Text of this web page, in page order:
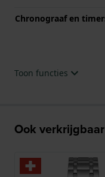
Chronograaf en
Toon functies
Ook